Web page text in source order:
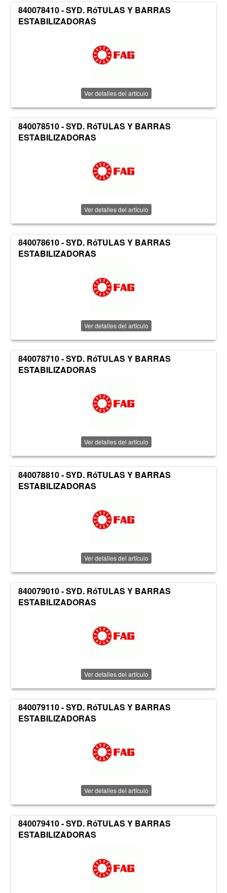
840078410 - SYD. RóTULAS Y BARRAS
ESTABILIZADORAS
Ver detalles del artículo
840078510 - SYD. RóTULAS Y BARRAS
ESTABILIZADORAS
Ver detalles del artículo
840078610 - SYD. RóTULAS Y BARRAS
ESTABILIZADORAS
Ver detalles del artículo
840078710 - SYD. RóTULAS Y BARRAS
ESTABILIZADORAS
Ver detalles del artículo
840078810 - SYD. RóTULAS Y BARRAS
ESTABILIZADORAS
Ver detalles del artículo
840079010 - SYD. RóTULAS Y BARRAS
ESTABILIZADORAS
Ver detalles del artículo
840079110 - SYD. RóTULAS Y BARRAS
ESTABILIZADORAS
Ver detalles del artículo
840079410 - SYD. RóTULAS Y BARRAS
ESTABILIZADORAS